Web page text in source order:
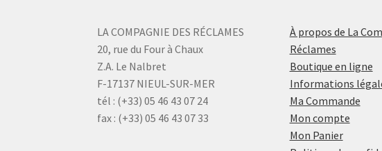
LA COMPAGNIE DES RÉCLAMES
20, rue du Four à Chaux
Z.A. Le Nalbret
F-17137 NIEUL-SUR-MER
tél : (+33) 05 46 43 07 24
fax : (+33) 05 46 43 07 33
À propos de La
Réclames
Boutique en ligne
Informations
Ma Commande
Mon compte
Mon Panier